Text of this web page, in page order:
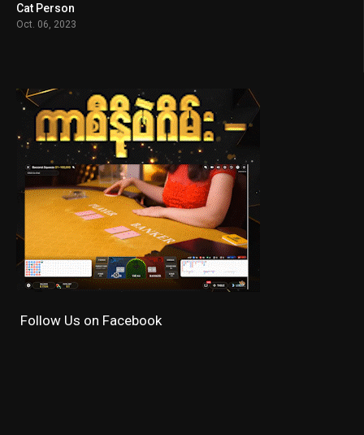
Cat Person
Oct. 06, 2023
Follow Us on Facebook